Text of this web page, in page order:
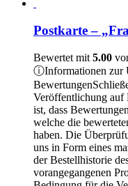
Postkarte –
Bewertet mit 5.00
ⓘInformationen zur
Bewertungen
Veröffentlichung auf
ist, dass
welche die
haben. Die
uns in Form eines
der Bestellhistorie
vorangegangenen